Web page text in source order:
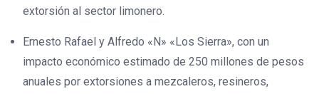
extorsión al sector limonero.
Ernesto Rafael y Alfredo «N» «Los Sierra», con un
impacto económico estimado de 250 millones de pesos
anuales por extorsiones a mezcaleros, resineros,